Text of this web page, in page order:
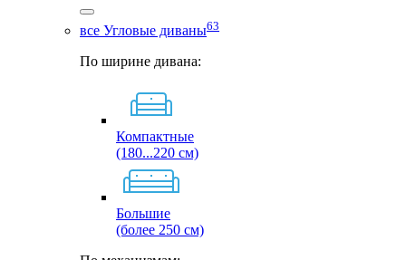
все Угловые диваны63
По ширине дивана:
Компактные
(180...220 см)
Большие
(более 250 см)